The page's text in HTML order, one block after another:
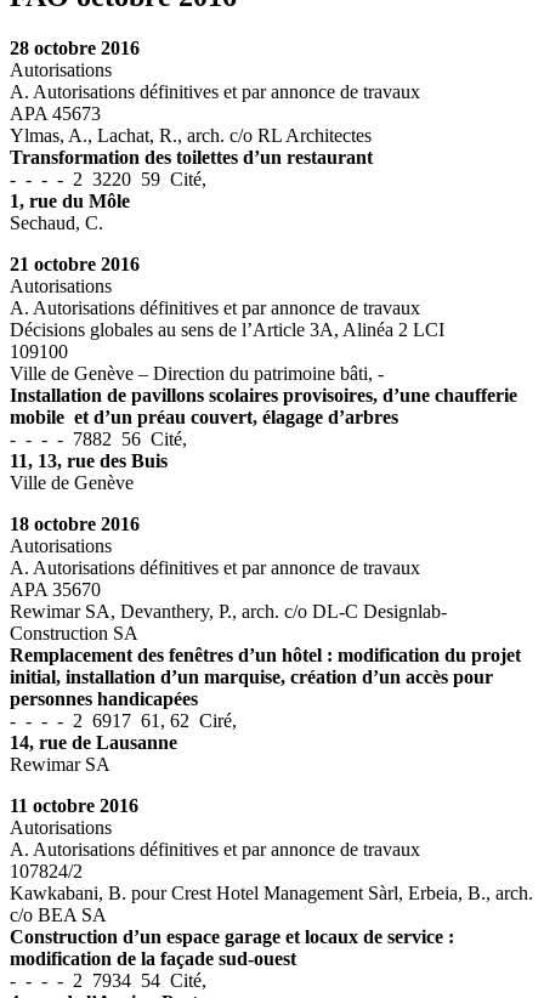
28 octobre 2016
Autorisations
A. Autorisations définitives et par annonce de travaux
APA 45673
Ylmas, A., Lachat, R., arch. c/o RL Architectes
Transformation des toilettes d’un restaurant
- - - - 2 3220 59 Cité,
1, rue du Môle
Sechaud, C.
21 octobre 2016
Autorisations
A. Autorisations définitives et par annonce de travaux
Décisions globales au sens de l’Article 3A, Alinéa 2 LCI
109100
Ville de Genève – Direction du patrimoine bâti, -
Installation de pavillons scolaires provisoires, d’une chaufferie
mobile et d’un préau couvert, élagage d’arbres
- - - - 7882 56 Cité,
11, 13, rue des Buis
Ville de Genève
18 octobre 2016
Autorisations
A. Autorisations définitives et par annonce de travaux
APA 35670
Rewimar SA, Devanthery, P., arch. c/o DL-C Designlab-
Construction SA
Remplacement des fenêtres d’un hôtel : modification du projet
initial, installation d’un marquise, création d’un accès pour
personnes handicapées
- - - - 2 6917 61, 62 Ciré,
14, rue de Lausanne
Rewimar SA
11 octobre 2016
Autorisations
A. Autorisations définitives et par annonce de travaux
107824/2
Kawkabani, B. pour Crest Hotel Management Sàrl, Erbeia, B., arch.
c/o BEA SA
Construction d’un espace garage et locaux de service :
modification de la façade sud-ouest
- - - - 2 7934 54 Cité,